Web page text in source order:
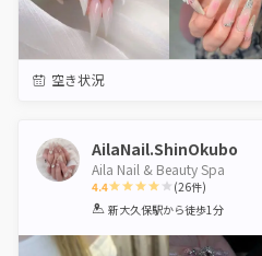
空き状況
AilaNail.ShinOkubo
Aila Nail & Beauty Spa
4.4
1 2 3 4 5
(26件)
新大久保駅から徒歩1分